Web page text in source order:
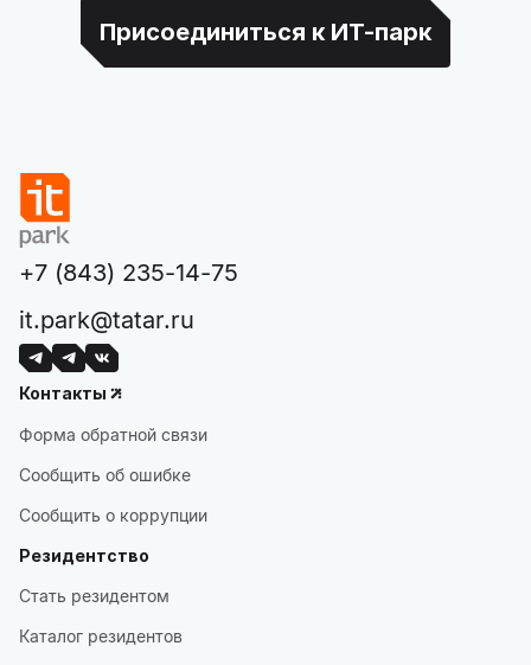
Присоединиться к ИТ-парк
+7 (843) 235-14-75
it.park@tatar.ru
Контакты
Форма обратной связи
Сообщить об ошибке
Сообщить о коррупции
Резидентство
Стать резидентом
Каталог резидентов